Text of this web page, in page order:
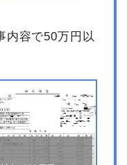
内容で50万円以